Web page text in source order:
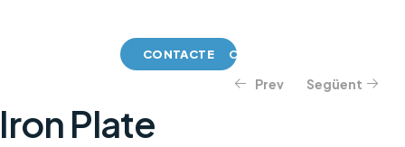
CONTACTE CASTELLANO
Prev Següent
Plate